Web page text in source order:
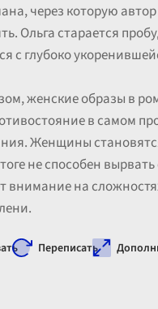
через которую
Ольга старается
с глубоко
женские образы в
в самом
Женщины
не способен
внимание на
Переписать